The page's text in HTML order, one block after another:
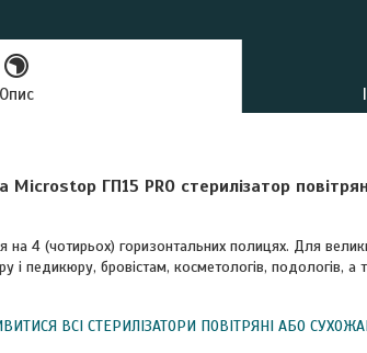
Опис
ГП15 PRO стерилізатор
на 4 (чотирьох) горизонтальних полицях. Для
і педикюру, бровістам, косметологів, подологів, а
ВСІ СТЕРИЛІЗАТОРИ ПОВІТРЯНІ АБО